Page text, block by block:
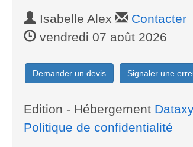
Isabelle Alex
Contacter
vendredi 07 août 2026
Demander un devis Signaler une
Edition - Hébergement
Politique de confidentialité